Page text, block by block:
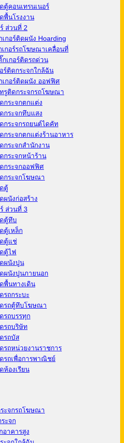
ตู้คอนเทรนเนอร์
พื้นโรงงาน
ส่วนที่ 2
กอร์ติดผนัง Hoarding
กอร์รถโฆษณาเคลื่อนที่
เกอร์ติดรถด่วน
ร์ติดกระจกใกล้ฉัน
กอร์ติดผนัง ออฟฟิศ
รูติดกระจกรถโฆษณา
กระจกตกแต่ง
กระจกทึบแสง
กระจกรถยนต์ไดคัท
กระจกตกแต่งร้านอาหาร
กระจกสำนักงาน
กระจกหน้าร้าน
กระจกออฟฟิศ
กระจกโฆษณา
ตู้
ผนังก่อสร้าง
ส่วนที่ 3
ตู้ทึบ
ตู้เหล็ก
ตู้แช่
ตู้ไฟ
ผนังปูน
ผนังปูนภายนอก
พื้นทางเดิน
รถกระบะ
ดรถตู้ทึบโฆษณา
รถบรรทุก
รถบริษัท
รถบัส
รถหน่วยงานราชการ
รถเพื่อการพาณิชย์
ห้องเรียน
ะจกรถโฆษณา
ะจก
อาคารสูง